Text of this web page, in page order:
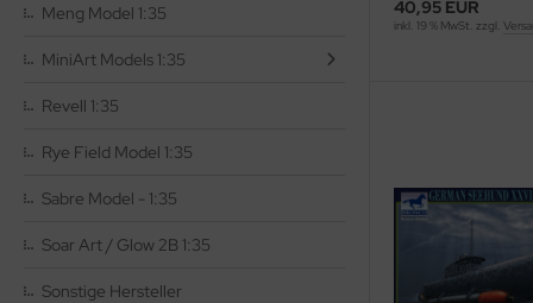
Meng Model 1:35
MiniArt Models 1:35
Revell 1:35
Rye Field Model 1:35
Sabre Model - 1:35
Soar Art / Glow 2B 1:35
Sonstige Hersteller
40,95 EUR
inkl. 19 % MwSt. zzgl.
Werk
Materials